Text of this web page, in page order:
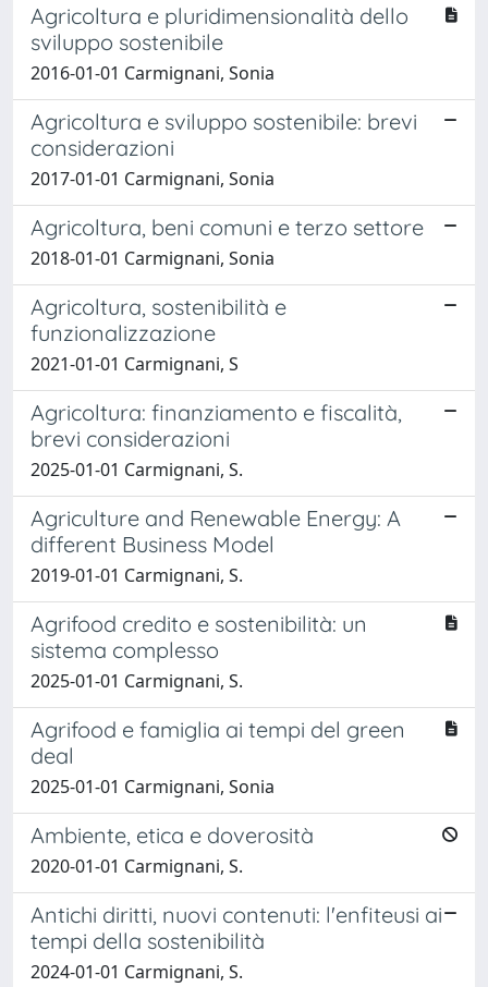
Agricoltura e pluridimensionalità dello
sviluppo sostenibile
2016-01-01 Carmignani, Sonia
Agricoltura e sviluppo sostenibile: brevi
considerazioni
2017-01-01 Carmignani, Sonia
Agricoltura, beni comuni e terzo settore
2018-01-01 Carmignani, Sonia
Agricoltura, sostenibilità e
funzionalizzazione
2021-01-01 Carmignani, S
Agricoltura: finanziamento e fiscalità,
brevi considerazioni
2025-01-01 Carmignani, S.
Agriculture and Renewable Energy: A
different Business Model
2019-01-01 Carmignani, S.
Agrifood credito e sostenibilità: un
sistema complesso
2025-01-01 Carmignani, S.
Agrifood e famiglia ai tempi del green
deal
2025-01-01 Carmignani, Sonia
Ambiente, etica e doverosità
2020-01-01 Carmignani, S.
Antichi diritti, nuovi contenuti: l'enfiteusi ai
tempi della sostenibilità
2024-01-01 Carmignani, S.